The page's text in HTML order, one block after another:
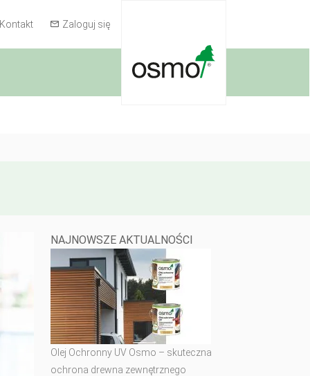
Kontakt Zaloguj się
NAJNOWSZE AKTUALNOŚCI
Olej Ochronny UV Osmo – skuteczna
ochrona drewna zewnętrznego